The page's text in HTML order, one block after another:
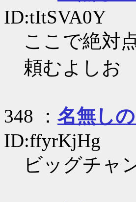
ID:tItSVA0Y
ここで絶対
頼むよしお
348 ： 名無し
ID:ffyrKjHg
ビッグチャ